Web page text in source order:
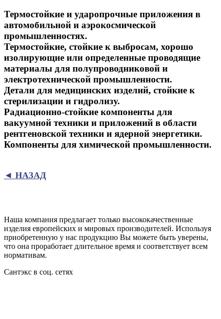
Термостойкие и ударопрочные приложения в
автомобильной и аэрокосмической
промышленностях.
Термостойкие, стойкие к выбросам, хорошо
изолирующие или определенные проводящие
материалы для полупроводниковой и
электротехнической промышленности.
Детали для медицинских изделий, стойкие к
стерилизации и гидролизу.
Радиационно-стойкие компоненты для
вакуумной техники и приложений в области
рентгеновской техники и ядерной энергетики.
Компоненты для химической промышленности.
◄ НАЗАД
Наша компания предлагает только высококачественные
изделия европейских и мировых производителей. Используя
приобретенную у нас продукцию Вы можете быть уверены,
что она проработает длительное время и соответствует всем
нормативам.
Сантэкс в соц. сетях